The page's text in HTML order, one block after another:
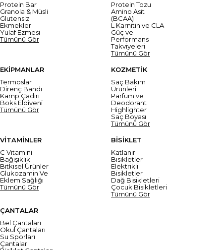
Protein Bar
Granola & Müsli
Glutensiz
Ekmekler
Yulaf Ezmesi
Tümünü Gör
Protein Tozu
Amino Asit
(BCAA)
L Karnitin ve CLA
Güç ve
Performans
Takviyeleri
Tümünü Gör
EKİPMANLAR
Termoslar
Direnç Bandı
Kamp Çadırı
Boks Eldiveni
Tümünü Gör
KOZMETİK
Saç Bakım
Ürünleri
Parfüm ve
Deodorant
Highlighter
Saç Boyası
Tümünü Gör
VİTAMİNLER
C Vitamini
Bağışıklık
Bitkisel Ürünler
Glukozamin Ve
Eklem Sağlığı
Tümünü Gör
BİSİKLET
Katlanır
Bisikletler
Elektrikli
Bisikletler
Dağ Bisikletleri
Çocuk Bisikletleri
Tümünü Gör
ÇANTALAR
Bel Çantaları
Okul Çantaları
Su Sporları
Çantaları